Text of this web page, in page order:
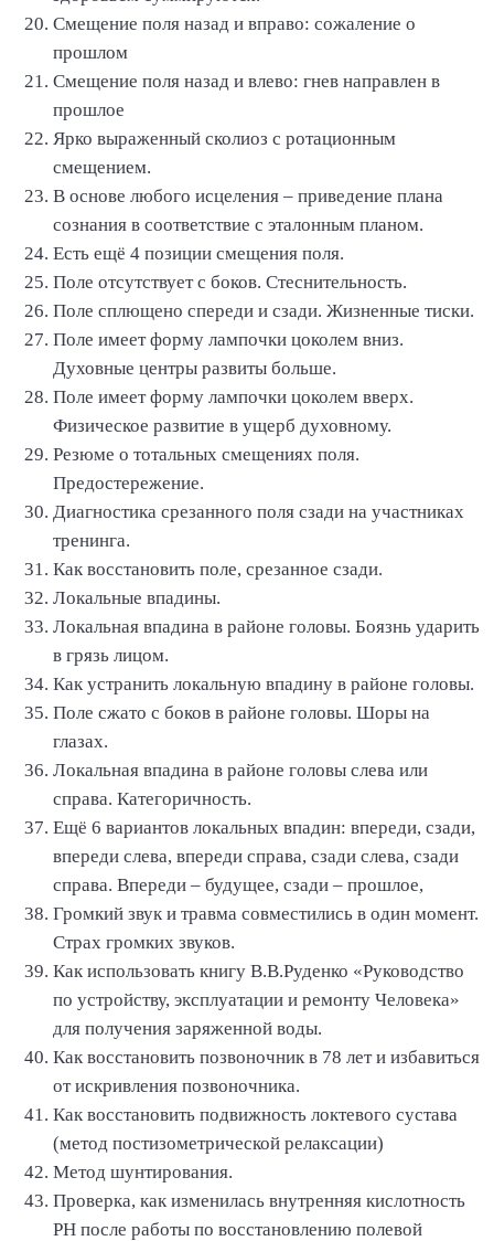
Смещение поля назад и вправо: сожаление о
прошлом
Смещение поля назад и влево: гнев направлен в
прошлое
Ярко выраженный сколиоз с ротационным
смещением.
В основе любого исцеления – приведение плана
сознания в соответствие с эталонным планом.
Есть ещё 4 позиции смещения поля.
Поле отсутствует с боков. Стеснительность.
Поле сплющено спереди и сзади. Жизненные тиски.
Поле имеет форму лампочки цоколем вниз.
Духовные центры развиты больше.
Поле имеет форму лампочки цоколем вверх.
Физическое развитие в ущерб духовному.
Резюме о тотальных смещениях поля.
Предостережение.
Диагностика срезанного поля сзади на участниках
тренинга.
Как восстановить поле, срезанное сзади.
Локальные впадины.
Локальная впадина в районе головы. Боязнь ударить
в грязь лицом.
Как устранить локальную впадину в районе головы.
Поле сжато с боков в районе головы. Шоры на
глазах.
Локальная впадина в районе головы слева или
справа. Категоричность.
Ещё 6 вариантов локальных впадин: впереди, сзади,
впереди слева, впереди справа, сзади слева, сзади
справа. Впереди – будущее, сзади – прошлое,
Громкий звук и травма совместились в один момент.
Страх громких звуков.
Как использовать книгу В.В.Руденко «Руководство
по устройству, эксплуатации и ремонту Человека»
для получения заряженной воды.
Как восстановить позвоночник в 78 лет и избавиться
от искривления позвоночника.
Как восстановить подвижность локтевого сустава
(метод постизометрической релаксации)
Метод шунтирования.
Проверка, как изменилась внутренняя кислотность
РН после работы по восстановлению полевой